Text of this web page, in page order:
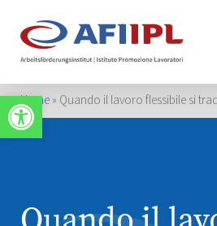
Werkzeugleiste öffnen
Home» Quando il lavoro flessibile si